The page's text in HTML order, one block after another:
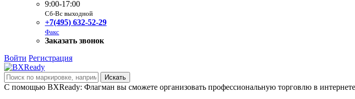
9:00-17:00
Сб-Вс выходной
+7(495) 632-52-29
Факс
Заказать звонок
Войти Регистрация
С помощью BXReady: Флагман вы сможете организовать профессиональную торговлю в интернете